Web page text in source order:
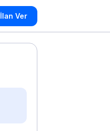
İlan Ver